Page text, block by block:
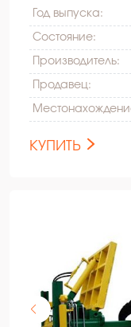
Год выпуска:
Состояние:
Производитель:
Продавец:
КУПИТЬ